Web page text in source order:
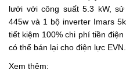
Tin
tức
đáp
lưới với công suất 5.3 kW,
445w và 1 bộ inverter Imars
tiết kiệm 100% chi phí tiền
có thể bán lại cho điện lực EVN.
Xem thêm: